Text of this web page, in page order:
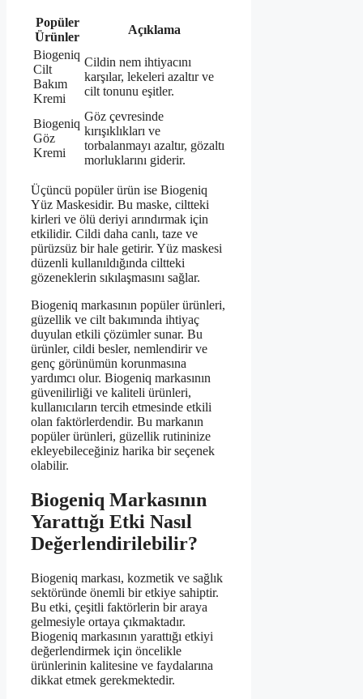
Popüler
Ürünler
Açıklama
Biogeniq
Cilt
Bakım
Kremi
Cildin nem ihtiyacını
karşılar, lekeleri azaltır ve
cilt tonunu eşitler.
Biogeniq
Göz
Kremi
Göz çevresinde
kırışıklıkları ve
torbalanmayı azaltır, gözaltı
morluklarını giderir.
Üçüncü popüler ürün ise Biogeniq
Yüz Maskesidir. Bu maske, ciltteki
kirleri ve ölü deriyi arındırmak için
etkilidir. Cildi daha canlı, taze ve
pürüzsüz bir hale getirir. Yüz maskesi
düzenli kullanıldığında ciltteki
gözeneklerin sıkılaşmasını sağlar.
Biogeniq markasının popüler ürünleri,
güzellik ve cilt bakımında ihtiyaç
duyulan etkili çözümler sunar. Bu
ürünler, cildi besler, nemlendirir ve
genç görünümün korunmasına
yardımcı olur. Biogeniq markasının
güvenilirliği ve kaliteli ürünleri,
kullanıcıların tercih etmesinde etkili
olan faktörlerdendir. Bu markanın
popüler ürünleri, güzellik rutininize
ekleyebileceğiniz harika bir seçenek
olabilir.
Biogeniq Markasının
Yarattığı Etki Nasıl
Değerlendirilebilir?
Biogeniq markası, kozmetik ve sağlık
sektöründe önemli bir etkiye sahiptir.
Bu etki, çeşitli faktörlerin bir araya
gelmesiyle ortaya çıkmaktadır.
Biogeniq markasının yarattığı etkiyi
değerlendirmek için öncelikle
ürünlerinin kalitesine ve faydalarına
dikkat etmek gerekmektedir.